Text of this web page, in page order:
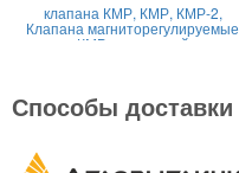
клапана КМР, КМР, КМР-2,
Клапана магниторегулируемые
КМР жидкостной
Способы доставки